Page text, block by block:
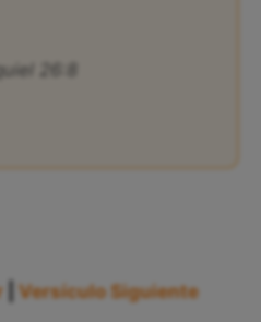
26:8
Versículo Siguiente